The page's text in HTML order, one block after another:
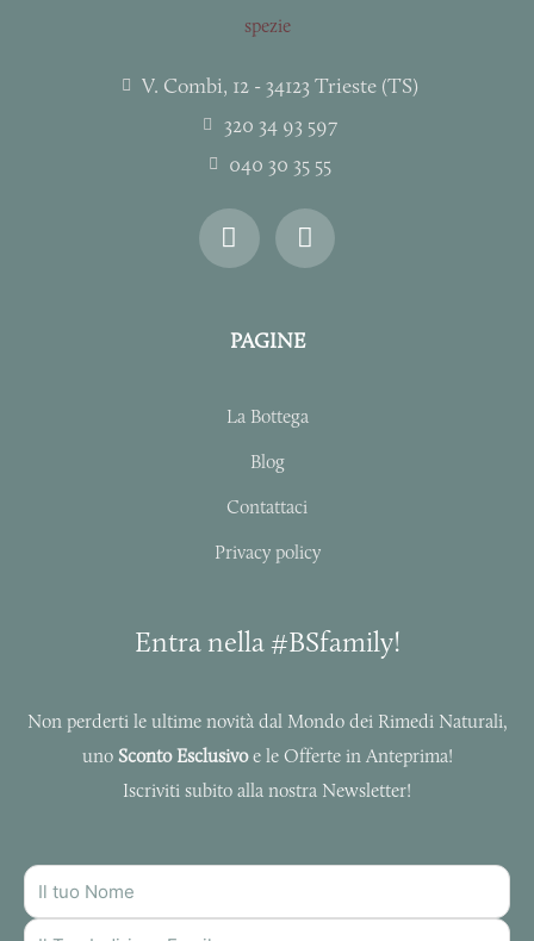
V. Combi, 12 - 34123 Trieste (TS)
320 34 93 597
040 30 35 55
I
n
s
a
g
a
F
a
c
b
o
k
PAGINE
La Bottega
Blog
Contattaci
Privacy policy
Entra nella #BSfamily!
Non perderti le ultime novità dal Mondo dei Rimedi Naturali,
uno Sconto Esclusivoe le Offerte in Anteprima!
Iscriviti subito alla nostra Newsletter!
NOME
INDIRIZZO